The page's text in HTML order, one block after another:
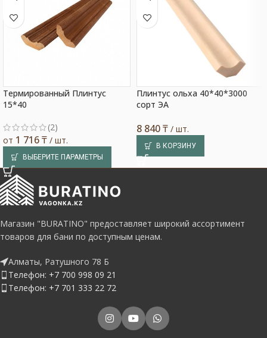
Термированный Плинтус
15*40
(2)
от 1 716₸ / шт.
ВЫБЕРИТЕ ПАРАМЕТРЫ
Плинтус ольха 40*40*3000
сорт ЭА
8 840₸ / шт.
В КОРЗИНУ
Магазин "BURATINO" предоставляет широкий ассортимент
товаров для бани по доступным ценам.
Алматы, Ратушного 78 Б
Телефон: +7 700 998 09 21
Телефон: +7 701 333 22 72